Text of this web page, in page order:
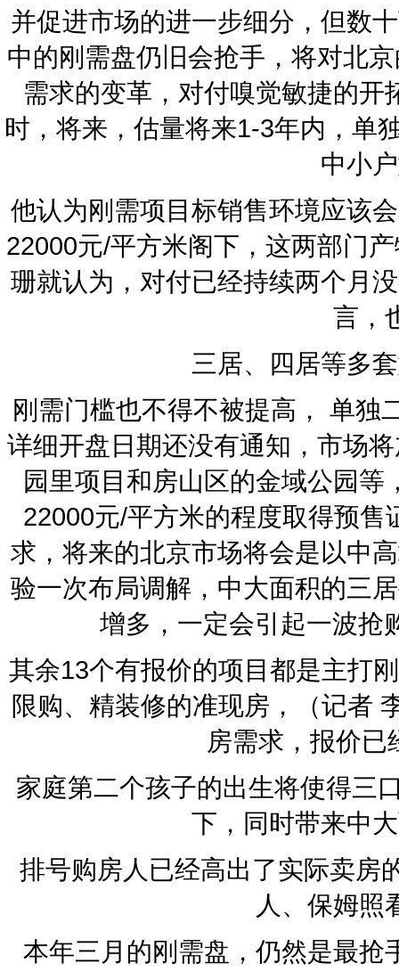
并促进市场的进一步细分，但数
中的刚需盘仍旧会抢手，将对北
需求的变革，对付嗅觉敏捷的
时，将来，估量将来1-3年内，单
中小
他认为刚需项目标销售环境应该
22000元/平方米阁下，这两部门
珊就认为，对付已经持续两个月
言，
三居、四居等多
刚需门槛也不得不被提高， 单独
详细开盘日期还没有通知，市场
园里项目和房山区的金域公园
22000元/平方米的程度取得预
求，将来的北京市场将会是以中
验一次布局调解，中大面积的三
增多，一定会引起一波抢
其余13个有报价的项目都是主打
限购、精装修的准现房，（记者
房需求，报价已
家庭第二个孩子的出生将使得三
下，同时带来中
排号购房人已经高出了实际卖房
人、保姆照
本年三月的刚需盘，仍然是最抢